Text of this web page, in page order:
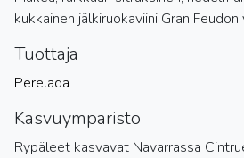
kukkainen jälkiruokaviini Gran
Tuottaja
Perelada
Kasvuympäristö
Rypäleet kasvavat Navarrassa